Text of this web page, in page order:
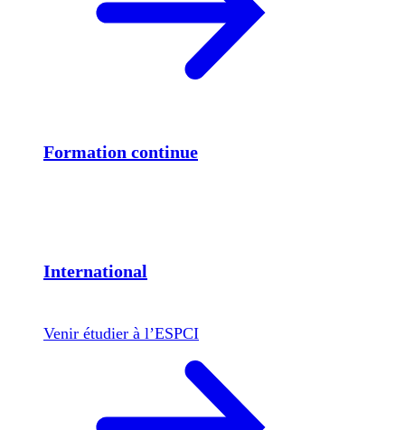
Formation continue
International
Venir étudier à l’ESPCI